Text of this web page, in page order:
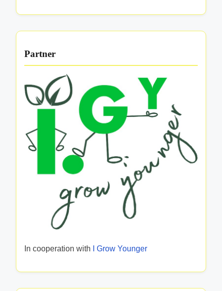
Partner
In cooperation with I Grow Younger